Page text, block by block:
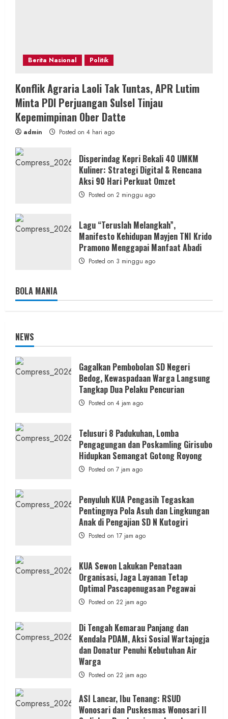
Berita Nasional Politik
Konflik Agraria Laoli Tak Tuntas, APR Lutim
Minta PDI Perjuangan Sulsel Tinjau
Kepemimpinan Ober Datte
admin Posted on 4 hari ago
Disperindag Kepri Bekali 40 UMKM
Kuliner: Strategi Digital & Rencana
Aksi 90 Hari Perkuat Omzet
Posted on 2 minggu ago
Lagu “Teruslah Melangkah”,
Manifesto Kehidupan Mayjen TNI Krido
Pramono Menggapai Manfaat Abadi
Posted on 3 minggu ago
BOLA MANIA
NEWS
Gagalkan Pembobolan SD Negeri
Bedog, Kewaspadaan Warga Langsung
Tangkap Dua Pelaku Pencurian
Posted on 4 jam ago
Telusuri 8 Padukuhan, Lomba
Pengagungan dan Poskamling Girisubo
Hidupkan Semangat Gotong Royong
Posted on 7 jam ago
Penyuluh KUA Pengasih Tegaskan
Pentingnya Pola Asuh dan Lingkungan
Anak di Pengajian SD N Kutogiri
Posted on 17 jam ago
KUA Sewon Lakukan Penataan
Organisasi, Jaga Layanan Tetap
Optimal Pascapenugasan Pegawai
Posted on 22 jam ago
Di Tengah Kemarau Panjang dan
Kendala PDAM, Aksi Sosial Wartajogja
dan Donatur Penuhi Kebutuhan Air
Warga
Posted on 22 jam ago
ASI Lancar, Ibu Tenang: RSUD
Wonosari dan Puskesmas Wonosari II